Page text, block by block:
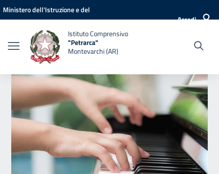
Vai ai contenuti
Vai al menu di navigazione
Vai al footer
Ministero dell'Istruzione e del
Accedi
Istituto Comprensivo
"Petrarca"
Montevarchi (AR)